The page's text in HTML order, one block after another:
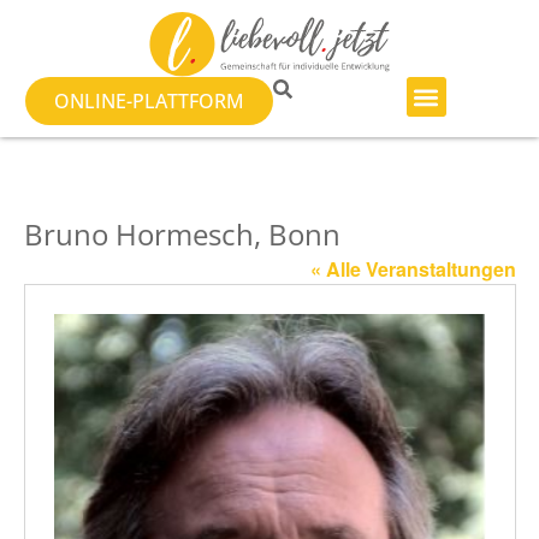
ONLINE-PLATTFORM
Bruno Hormesch, Bonn
« Alle Veranstaltungen